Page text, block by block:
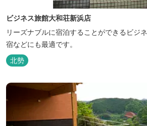
ビジネス旅館大和荘新浜店
リーズナブルに宿泊することができるビジ
宿などにも最適です。
北勢